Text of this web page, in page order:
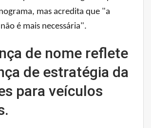
mas acredita que "a
é mais necessária".
de nome reflete
de estratégia da
para veículos